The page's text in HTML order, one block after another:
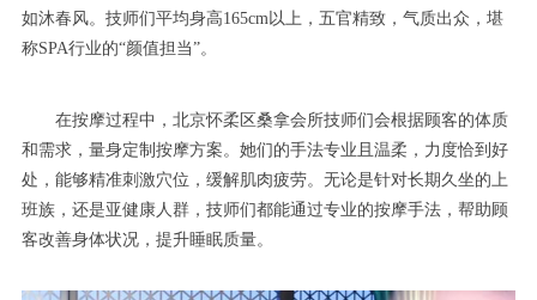
如沐春风。技师们平均身高165cm以上，五官精致，气质出众，堪
称SPA行业的“颜值担当”。
在按摩过程中，北京怀柔区桑拿会所技师们会根据顾客的体质
和需求，量身定制按摩方案。她们的手法专业且温柔，力度恰到好
处，能够精准刺激穴位，缓解肌肉疲劳。无论是针对长期久坐的上
班族，还是亚健康人群，技师们都能通过专业的按摩手法，帮助顾
客改善身体状况，提升睡眠质量。